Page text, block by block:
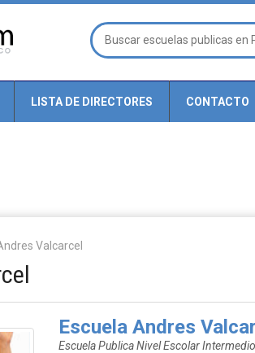
LISTA DE DIRECTORES CONTACTO
Valcarcel
Escuela Andres
Escuela Publica Nivel Escolar